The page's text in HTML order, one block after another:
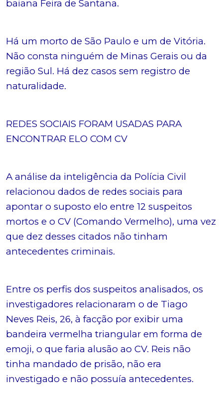
baiana Feira de Santana.
Há um morto de São Paulo e um de Vitória.
Não consta ninguém de Minas Gerais ou da
região Sul. Há dez casos sem registro de
naturalidade.
REDES SOCIAIS FORAM USADAS PARA
ENCONTRAR ELO COM CV
A análise da inteligência da Polícia Civil
relacionou dados de redes sociais para
apontar o suposto elo entre 12 suspeitos
mortos e o CV (Comando Vermelho), uma vez
que dez desses citados não tinham
antecedentes criminais.
Entre os perfis dos suspeitos analisados, os
investigadores relacionaram o de Tiago
Neves Reis, 26, à facção por exibir uma
bandeira vermelha triangular em forma de
emoji, o que faria alusão ao CV. Reis não
tinha mandado de prisão, não era
investigado e não possuía antecedentes.